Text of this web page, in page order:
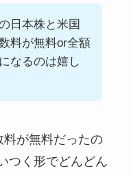
日本株と米国
料が無料or全額
なるのは嬉し
が無料だったの
つく形でどんどん